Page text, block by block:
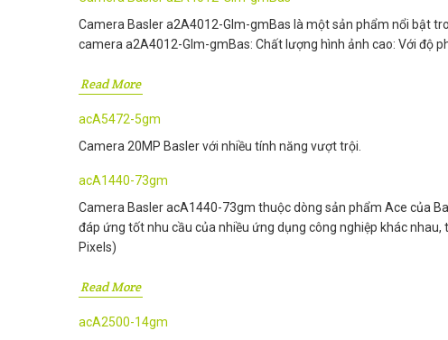
Camera Basler a2A4012-Glm-gmBas là một sản phẩm nổi bật
camera a2A4012-Glm-gmBas: Chất lượng hình ảnh cao: Với độ
Read More
acA5472-5gm
Camera 20MP Basler với nhiều tính năng vượt trội.
acA1440-73gm
Camera Basler acA1440-73gm thuộc dòng sản phẩm Ace của
đáp ứng tốt nhu cầu của nhiều ứng dụng công nghiệp khác
Pixels)
Read More
acA2500-14gm